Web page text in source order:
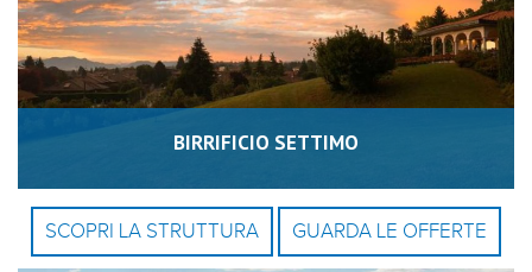
BIRRIFICIO SETTIMO
SCOPRI LA STRUTTURA GUARDA LE OFFERTE